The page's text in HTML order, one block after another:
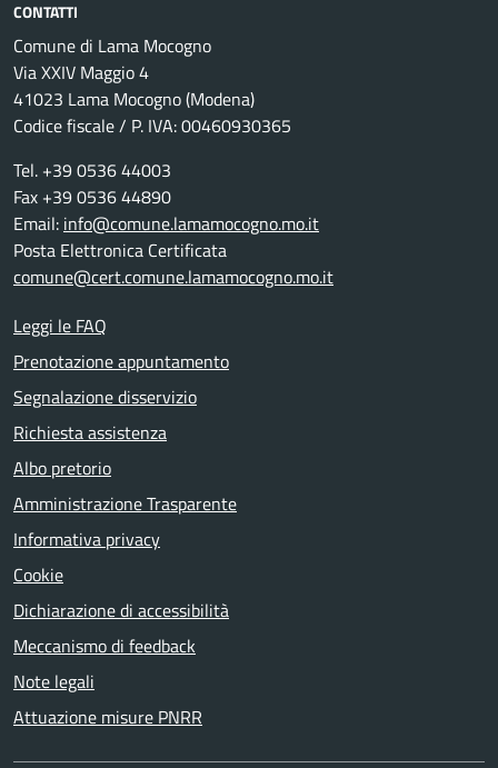
CONTATTI
Comune di Lama Mocogno
Via XXIV Maggio 4
41023 Lama Mocogno (Modena)
Codice fiscale / P. IVA: 00460930365
Tel. +39 0536 44003
Fax +39 0536 44890
Email: info@comune.lamamocogno.mo.it
Posta Elettronica Certificata
comune@cert.comune.lamamocogno.mo.it
Leggi le FAQ
Prenotazione appuntamento
Segnalazione disservizio
Richiesta assistenza
Albo pretorio
Amministrazione Trasparente
Informativa privacy
Cookie
Dichiarazione di accessibilità
Meccanismo di feedback
Note legali
Attuazione misure PNRR